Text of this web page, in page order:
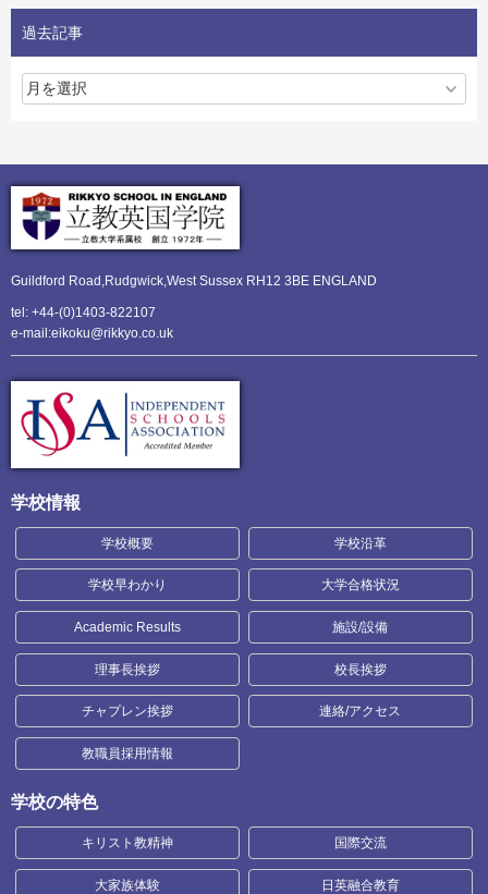
過去記事
Guildford Road,Rudgwick,West Sussex RH12 3BE ENGLAND
tel: +44-(0)1403-822107
e-mail:eikoku@rikkyo.co.uk
学校情報
学校概要 学校沿革
学校早わかり 大学合格状況
Academic Results 施設/設備
理事長挨拶 校長挨拶
チャプレン挨拶 連絡/アクセス
教職員採用情報
学校の特色
キリスト教精神 国際交流
大家族体験 日英融合教育